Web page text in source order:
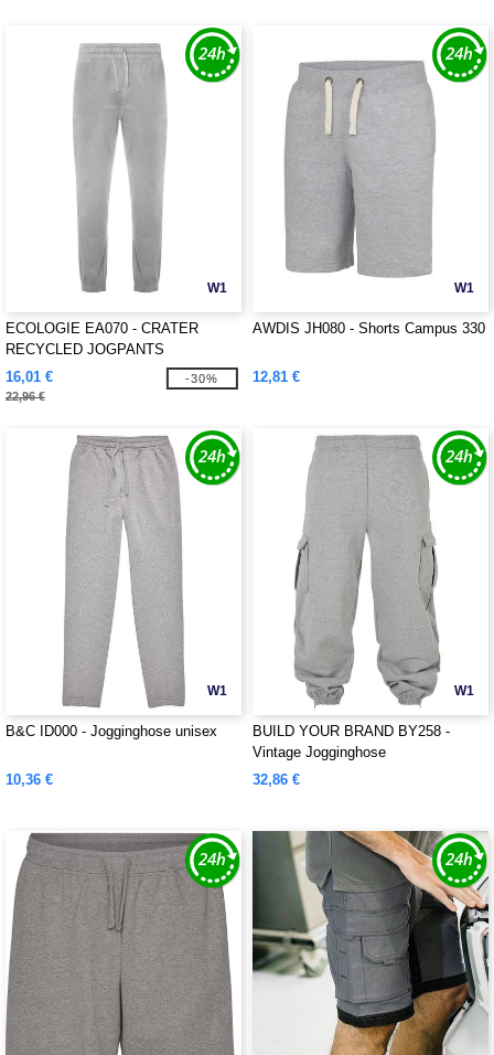
W1
ECOLOGIE EA070 - CRATER
RECYCLED JOGPANTS
16,01 €
22,96 €
-30%
W1
AWDIS JH080 - Shorts Campus 330
12,81 €
W1
B&C ID000 - Jogginghose unisex
10,36 €
W1
BUILD YOUR BRAND BY258 -
Vintage Jogginghose
32,86 €